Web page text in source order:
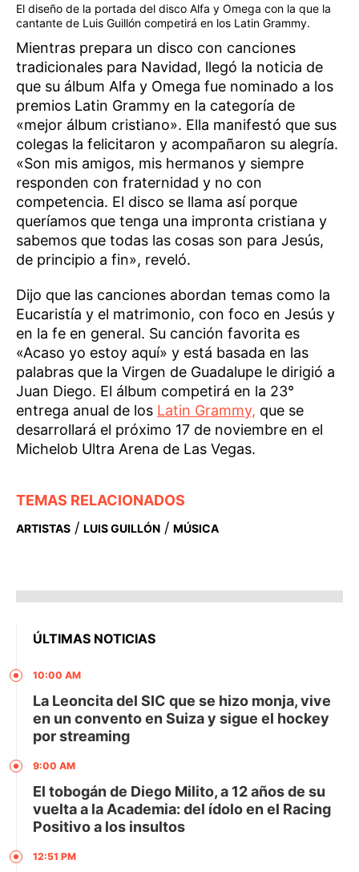
El diseño de la portada del disco Alfa y Omega con la que la
cantante de Luis Guillón competirá en los Latin Grammy.
Mientras prepara un disco con canciones
tradicionales para Navidad, llegó la noticia de
que su álbum Alfa y Omega fue nominado a los
premios Latin Grammy en la categoría de
«mejor álbum cristiano». Ella manifestó que sus
colegas la felicitaron y acompañaron su alegría.
«Son mis amigos, mis hermanos y siempre
responden con fraternidad y no con
competencia. El disco se llama así porque
queríamos que tenga una impronta cristiana y
sabemos que todas las cosas son para Jesús,
de principio a fin», reveló.
Dijo que las canciones abordan temas como la
Eucaristía y el matrimonio, con foco en Jesús y
en la fe en general. Su canción favorita es
«Acaso yo estoy aquí» y está basada en las
palabras que la Virgen de Guadalupe le dirigió a
Juan Diego. El álbum competirá en la 23°
entrega anual de los Latin Grammy, que se
desarrollará el próximo 17 de noviembre en el
Michelob Ultra Arena de Las Vegas.
TEMAS RELACIONADOS
ARTISTAS / LUIS GUILLÓN / MÚSICA
ÚLTIMAS NOTICIAS
10:00 AM
La Leoncita del SIC que se hizo monja, vive
en un convento en Suiza y sigue el hockey
por streaming
9:00 AM
El tobogán de Diego Milito, a 12 años de su
vuelta a la Academia: del ídolo en el Racing
Positivo a los insultos
12:51 PM